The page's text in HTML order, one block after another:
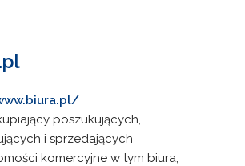
poszukujących,
i sprzedających
komercyjne w tym biura,